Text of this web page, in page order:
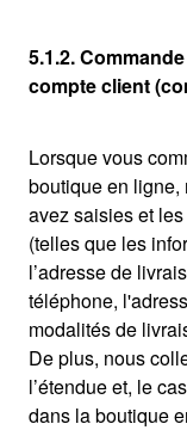
5.1.2.
compte client
Lorsque vous
boutique en ligne,
avez saisies et
(telles que les
l’adresse de
téléphone,
modalités de
De plus, nous
l’étendue et, le
dans la boutique